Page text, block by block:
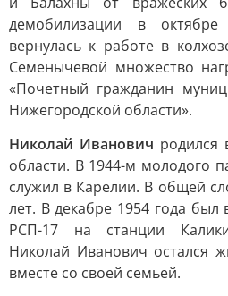
демобилизации в
вернулась к работе в
Семенычевой множество
«Почетный гражданин
Нижегородской области».
Николай Иванович родился
области. В 1944-м молодого
служил в Карелии. В общей
лет. В декабре 1954 года был
РСП-17 на станции
Николай Иванович остался
вместе со своей семьей.